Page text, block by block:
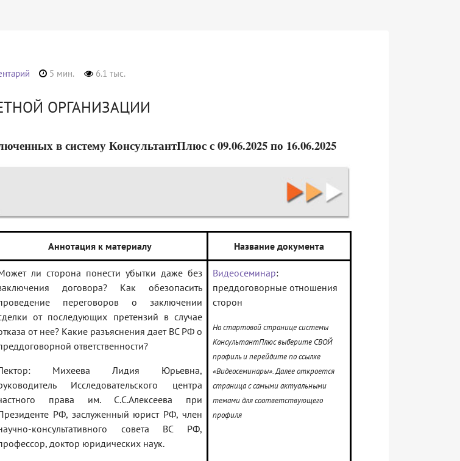
5 мин. 6.1 тыс.
ОРГАНИЗАЦИИ
в систему КонсультантПлюс с 09.06.2025 по 16.06.2025
Аннотация к материалу Название документа
ли сторона понести убытки даже без
договора? Как обезопасить
переговоров о заключении
от последующих претензий в случае
от нее? Какие разъяснения дает ВС РФ о
ответственности?
Михеева Лидия Юрьевна,
Исследовательского центра
права им. С.С.Алексеева при
РФ, заслуженный юрист РФ, член
консультативного совета ВС РФ,
доктор юридических наук.
Видеосеминар:
преддоговорные отношения
сторон
На стартовой странице системы
КонсультантПлюс выберите СВОЙ
профиль и перейдите по ссылке
«Видеосеминары». Далее откроется
страница с самыми актуальными
темами для соответствующего
профиля